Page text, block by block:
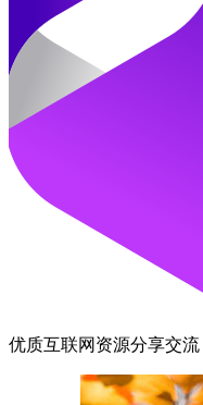
优质互联网资源分享交流